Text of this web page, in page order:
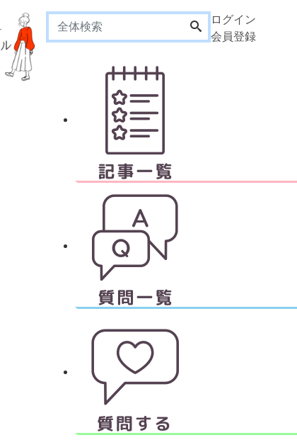
ログイン
会員登録